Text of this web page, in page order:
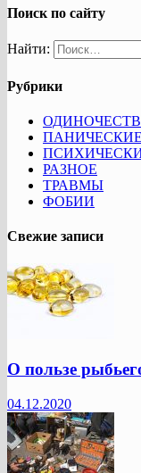
Поиск по сайту
Найти:
Рубрики
РАЗНОЕ
ТРАВМЫ
ФОБИИ
Свежие записи
О пользе
04.12.2020